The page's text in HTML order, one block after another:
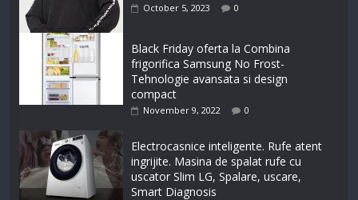
October 5, 2023 0
Black Friday oferta la Combina
frigorifica Samsung No Frost-
Tehnologie avansata si design
compact
November 9, 2022 0
Electrocasnice inteligente. Rufe atent
ingrijite. Masina de spalat rufe cu
uscator Slim LG, Spalare, uscare,
Smart Diagnosis